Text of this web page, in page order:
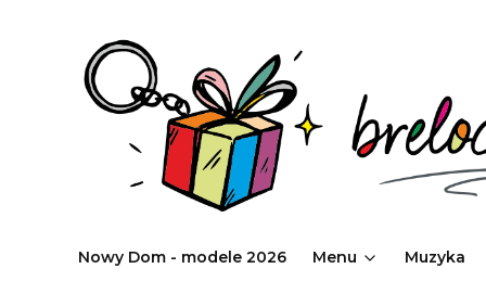
Nowy Dom - modele 2026 Menu Muzyka